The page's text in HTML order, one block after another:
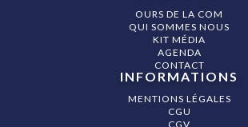
OURS DE LA COM
QUI SOMMES NOUS
KIT MÉDIA
AGENDA
CONTACT
INFORMATIONS
MENTIONS LÉGALES
CGU
CGV